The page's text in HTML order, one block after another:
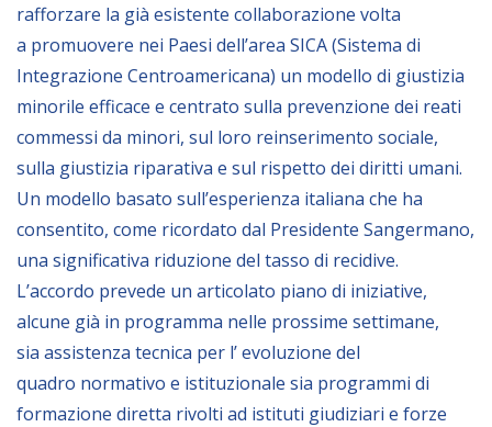
Foto
Video
Audio
BIBLIOTECA
Catalogo
Pubblicazioni
OPPORTUNITÀ
Bandi
rafforzare la già esistente collaborazione volta
a promuovere nei Paesi dell’area SICA (Sistema di
Integrazione Centroamericana) un modello di giustizia
minorile efficace e centrato sulla prevenzione dei reati
commessi da minori, sul loro reinserimento sociale,
sulla giustizia riparativa e sul rispetto dei diritti umani.
Un modello basato sull’esperienza italiana che ha
consentito, come ricordato dal Presidente Sangermano,
una significativa riduzione del tasso di recidive.
L’accordo prevede un articolato piano di iniziative,
alcune già in programma nelle prossime settimane,
sia assistenza tecnica per l’ evoluzione del
quadro normativo e istituzionale sia programmi di
formazione diretta rivolti ad istituti giudiziari e forze